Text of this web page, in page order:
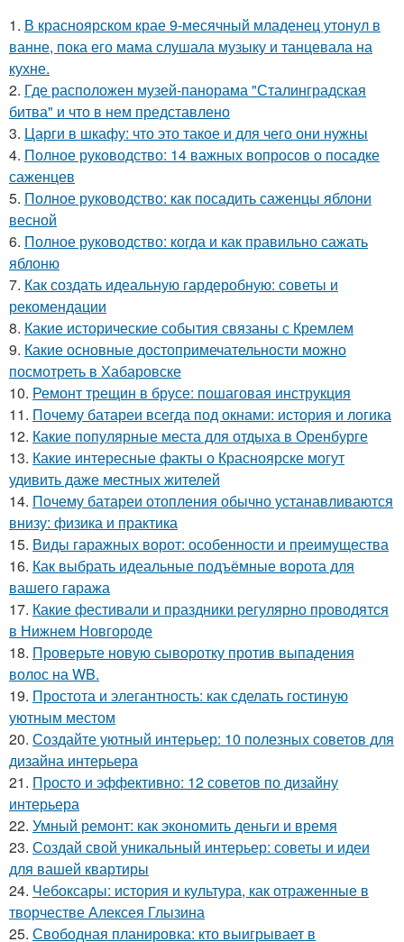
1. В красноярском крае 9-месячный младенец утонул в
ванне, пока его мама слушала музыку и танцевала на
кухне.
2. Где расположен музей-панорама "Сталинградская
битва" и что в нем представлено
3. Царги в шкафу: что это такое и для чего они нужны
4. Полное руководство: 14 важных вопросов о посадке
саженцев
5. Полное руководство: как посадить саженцы яблони
весной
6. Полное руководство: когда и как правильно сажать
яблоню
7. Как создать идеальную гардеробную: советы и
рекомендации
8. Какие исторические события связаны с Кремлем
9. Какие основные достопримечательности можно
посмотреть в Хабаровске
10. Ремонт трещин в брусе: пошаговая инструкция
11. Почему батареи всегда под окнами: история и логика
12. Какие популярные места для отдыха в Оренбурге
13. Какие интересные факты о Красноярске могут
удивить даже местных жителей
14. Почему батареи отопления обычно устанавливаются
внизу: физика и практика
15. Виды гаражных ворот: особенности и преимущества
16. Как выбрать идеальные подъёмные ворота для
вашего гаража
17. Какие фестивали и праздники регулярно проводятся
в Нижнем Новгороде
18. Проверьте новую сыворотку против выпадения
волос на WB.
19. Простота и элегантность: как сделать гостиную
уютным местом
20. Создайте уютный интерьер: 10 полезных советов для
дизайна интерьера
21. Просто и эффективно: 12 советов по дизайну
интерьера
22. Умный ремонт: как экономить деньги и время
23. Создай свой уникальный интерьер: советы и идеи
для вашей квартиры
24. Чебоксары: история и культура, как отраженные в
творчестве Алексея Глызина
25. Свободная планировка: кто выигрывает в